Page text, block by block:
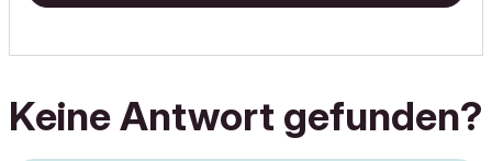
Keine Antwort gefunden?